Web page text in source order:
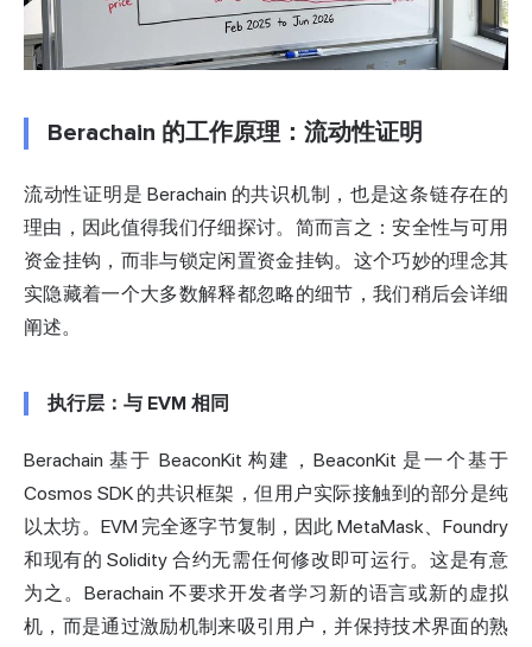
Berachain 的工作原理：流动性证明
流动性证明是 Berachain 的共识机制，也是这条链存在的
理由，因此值得我们仔细探讨。简而言之：安全性与可用
资金挂钩，而非与锁定闲置资金挂钩。这个巧妙的理念其
实隐藏着一个大多数解释都忽略的细节，我们稍后会详细
阐述。
执行层：与 EVM 相同
Berachain 基于 BeaconKit 构建，BeaconKit 是一个基于
Cosmos SDK 的共识框架，但用户实际接触到的部分是纯
以太坊。EVM 完全逐字节复制，因此 MetaMask、Foundry
和现有的 Solidity 合约无需任何修改即可运行。这是有意
为之。Berachain 不要求开发者学习新的语言或新的虚拟
机，而是通过激励机制来吸引用户，并保持技术界面的熟